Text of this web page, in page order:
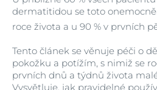
dermatitidou se toto
roce života a u 90 % v prvních
Tento článek se věnuje péči o
pokožku a potížím, s nimiž se
prvních dnů a týdnů života
Vysvětluje, jak pravidelné